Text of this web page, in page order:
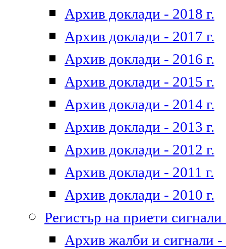
Архив доклади - 2018 г.
Архив доклади - 2017 г.
Архив доклади - 2016 г.
Архив доклади - 2015 г.
Архив доклади - 2014 г.
Архив доклади - 2013 г.
Архив доклади - 2012 г.
Архив доклади - 2011 г.
Архив доклади - 2010 г.
Регистър на приети
Архив жалби и сигнали -